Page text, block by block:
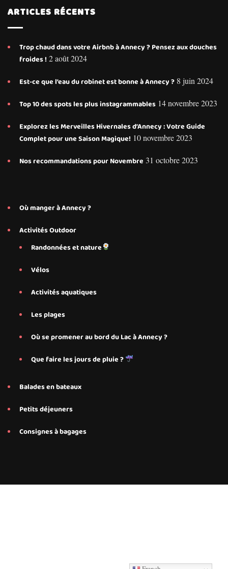
ARTICLES RÉCENTS
Trop chaud dans votre Airbnb à Annecy ? Pensez aux douches
froides ! 2 août 2024
Est-ce que l’eau du robinet est bonne à Annecy ? 8 juin 2024
Top 10 des spots les plus instagrammables 14 novembre 2023
Explorez les Merveilles Hivernales d’Annecy : Votre Guide
Complet pour une Saison Magique! 10 novembre 2023
Nos recommandations pour Novembre 31 octobre 2023
Où manger à Annecy ?
Activités Outdoor
Randonnées et nature
Vélos
Activités aquatiques
Les plages
Où se promener au bord du Lac à Annecy ?
Que faire les jours de pluie ?
Balades en bateaux
Petits déjeuners
Consignes à bagages